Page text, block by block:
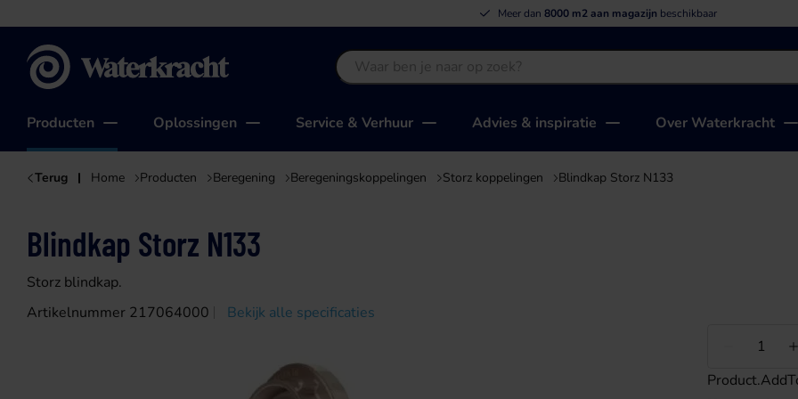
Meer dan 8000 m2 aan magazijn beschikbaar
Producten Oplossingen Service & Verhuur Advies & inspiratie Over Waterkracht
Terug Home Producten Beregening Beregeningskoppelingen Storz koppelingen Blindkap Storz N133
Blindkap Storz N133
Storz blindkap.
Artikelnummer 217064000
Bekijk alle specificaties
Minder